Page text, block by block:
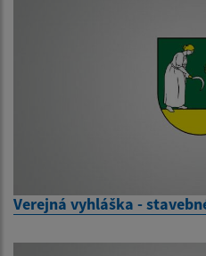
Verejná vyhláška -